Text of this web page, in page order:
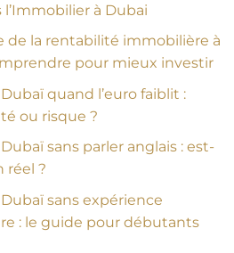
l’Immobilier à Dubai
de la rentabilité immobilière à
pour mieux investir
quand l’euro faiblit :
ou risque ?
sans parler anglais : est-
réel ?
sans expérience
: le guide pour débutants